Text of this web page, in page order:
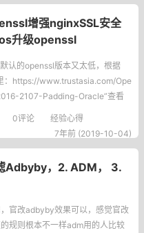
增强nginxSSL安全
升级openssl
认的openssl版本又太低，根据
：https://www.trustasia.com/Ope
2107-Padding-Oracle”查看
openssl低版本已经有一堆漏洞了，
升级openssl版本的想法。配置完后
0评论
经验心得
7年前 (2019-10-04)
Adbyby，2. ADM， 3.
官改adbyby效果可以，感觉官改
规则根本不一样adm用的人比较